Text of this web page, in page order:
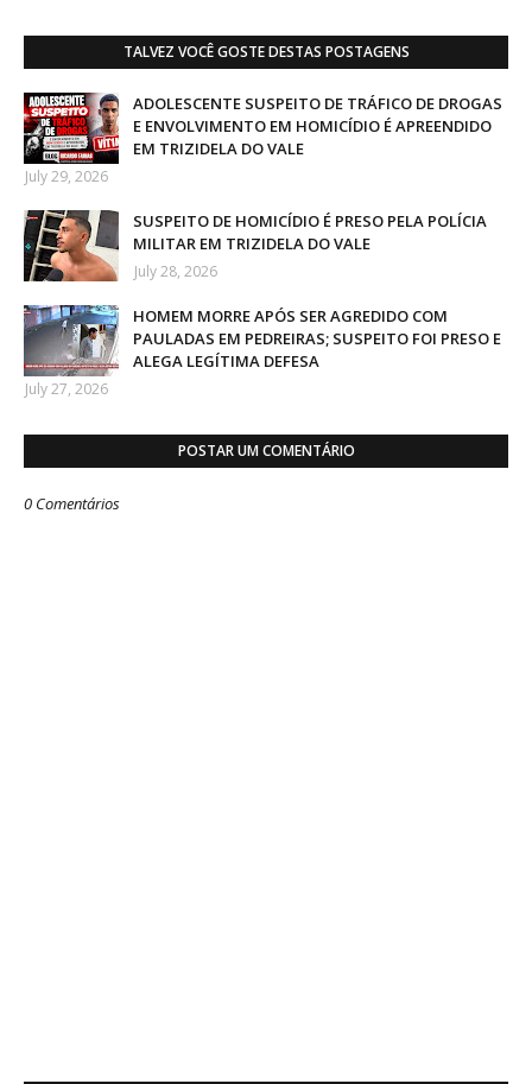
TALVEZ VOCÊ GOSTE DESTAS POSTAGENS
ADOLESCENTE SUSPEITO DE TRÁFICO DE DROGAS
E ENVOLVIMENTO EM HOMICÍDIO É APREENDIDO
EM TRIZIDELA DO VALE
July 29, 2026
SUSPEITO DE HOMICÍDIO É PRESO PELA POLÍCIA
MILITAR EM TRIZIDELA DO VALE
July 28, 2026
HOMEM MORRE APÓS SER AGREDIDO COM
PAULADAS EM PEDREIRAS; SUSPEITO FOI PRESO E
ALEGA LEGÍTIMA DEFESA
July 27, 2026
POSTAR UM COMENTÁRIO
0 Comentários